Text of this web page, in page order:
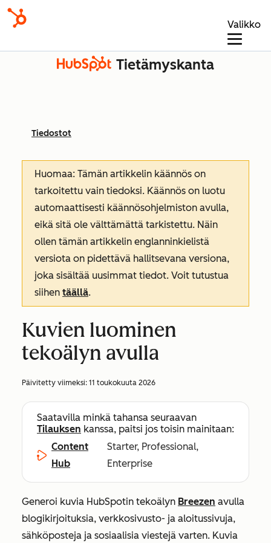
Valikko
Tietämyskanta
Tiedostot
Huomaa: Tämän artikkelin käännös on
tarkoitettu vain tiedoksi. Käännös on luotu
automaattisesti käännösohjelmiston avulla,
eikä sitä ole välttämättä tarkistettu. Näin
ollen tämän artikkelin englanninkielistä
versiota on pidettävä hallitsevana versiona,
joka sisältää uusimmat tiedot. Voit tutustua
siihen täällä.
Kuvien luominen
tekoälyn avulla
Päivitetty viimeksi: 11 toukokuuta 2026
Saatavilla minkä tahansa seuraavan
Tilauksen kanssa, paitsi jos toisin mainitaan:
Content
Hub
Starter, Professional,
Enterprise
Generoi kuvia HubSpotin tekoälyn Breezen avulla
blogikirjoituksia, verkkosivusto- ja aloitussivuja,
sähköposteja ja sosiaalisia viestejä varten. Kuvia